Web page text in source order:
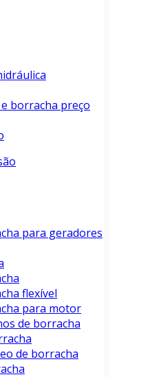
borracha preço
para geradores
flexível
para motor
de borracha
de borracha